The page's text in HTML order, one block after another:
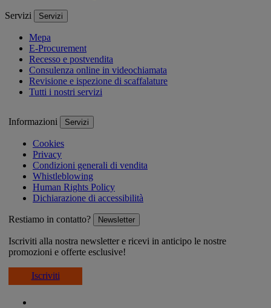
Servizi Servizi
Mepa
E-Procurement
Recesso e postvendita
Consulenza online in videochiamata
Revisione e ispezione di scaffalature
Tutti i nostri servizi
Informazioni Servizi
Cookies
Privacy
Condizioni generali di vendita
Whistleblowing
Human Rights Policy
Dichiarazione di accessibilità
Restiamo in contatto? Newsletter
Iscriviti alla nostra newsletter e ricevi in anticipo le nostre
promozioni e offerte esclusive!
Iscriviti